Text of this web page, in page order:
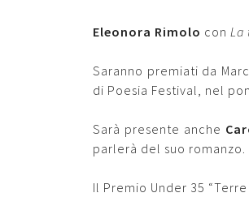
Eleonora Rimolo con La
Saranno premiati da
di Poesia Festival, nel
Sarà presente anche
parlerà del suo romanzo.
Il Premio Under 35